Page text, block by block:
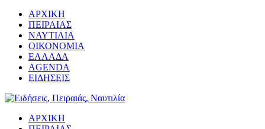
ΑΡΧΙΚΗ
ΠΕΙΡΑΙΑΣ
ΝΑΥΤΙΛΙΑ
ΟΙΚΟΝΟΜΙΑ
ΕΛΛΑΔΑ
AGENDA
ΕΙΔΗΣΕΙΣ
ΑΡΧΙΚΗ